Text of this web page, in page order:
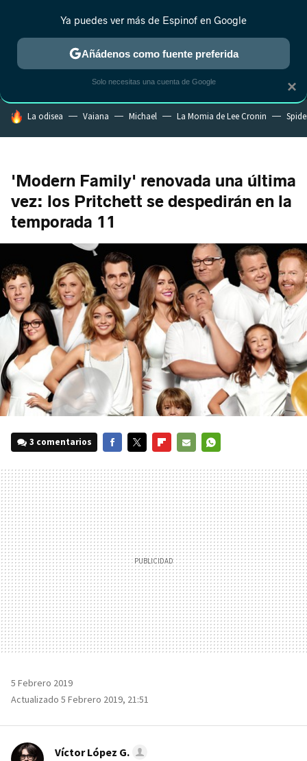
MENÚ NUEVO
ESTRENOS REALITY ANIME RANKINGS CINE
HOY SE HABLA DE
La odisea Vaiana Michael La Momia de Lee Cronin
'Modern Family' renovada una última
vez: los Pritchett se despedirán en la
temporada 11
3 comentarios
MAIL
5 Febrero 2019
Actualizado 5 Febrero 2019, 21:51
Víctor López G.
×
Ya puedes ver más de Espinof en Google
Añádenos como fuente preferida
Solo necesitas una cuenta de Google